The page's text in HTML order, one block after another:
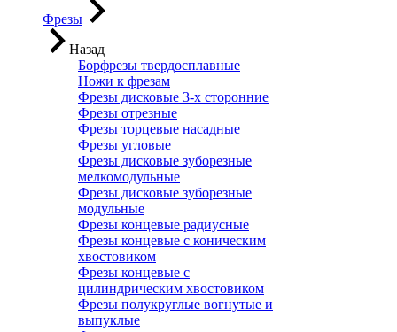
Фрезы
Назад
Борфрезы твердосплавные
Ножи к фрезам
Фрезы дисковые 3-х сторонние
Фрезы отрезные
Фрезы торцевые насадные
Фрезы угловые
Фрезы дисковые зуборезные
мелкомодульные
Фрезы дисковые зуборезные
модульные
Фрезы концевые радиусные
Фрезы концевые с коническим
хвостовиком
Фрезы концевые с
цилиндрическим хвостовиком
Фрезы полукруглые вогнутые и
выпуклые